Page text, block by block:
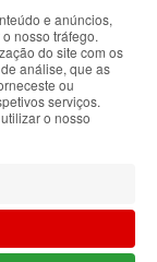
09-
visit using
the
and
the use of
our
your
e anúncios,
nosso tráfego.
do site com os
análise, que as
ou
serviços.
o nosso